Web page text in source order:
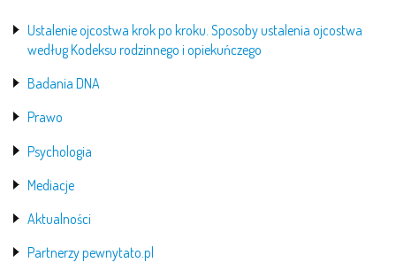
Ustalenie ojcostwa krok po kroku. Sposoby ustalenia ojcostwa
według Kodeksu rodzinnego i opiekuńczego
Badania DNA
Prawo
Psychologia
Mediacje
Aktualności
Partnerzy pewnytato.pl